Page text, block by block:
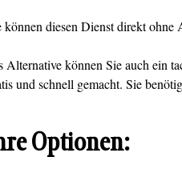
können diesen Dienst direkt ohne
Alternative können Sie auch ein
und schnell gemacht. Sie
Optionen: